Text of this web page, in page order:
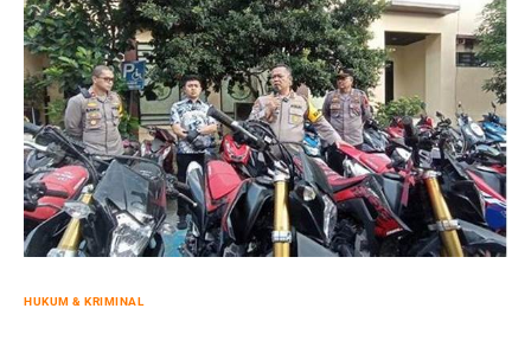
HUKUM & KRIMINAL